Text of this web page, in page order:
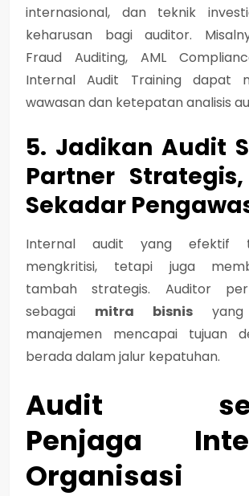
internasional, dan teknik
keharusan bagi auditor.
Fraud Auditing, AML
Internal Audit Trainingdapat
wawasan dan ketepatan analisis
5. Jadikan Audit
Partner
Sekadar
Internal audit yang efektif
mengkritisi, tetapi juga
tambah strategis. Auditor
sebagai mitra bisnis yang
manajemen mencapai tujuan
berada dalam jalur kepatuhan.
Audit
Penjaga
Organisasi